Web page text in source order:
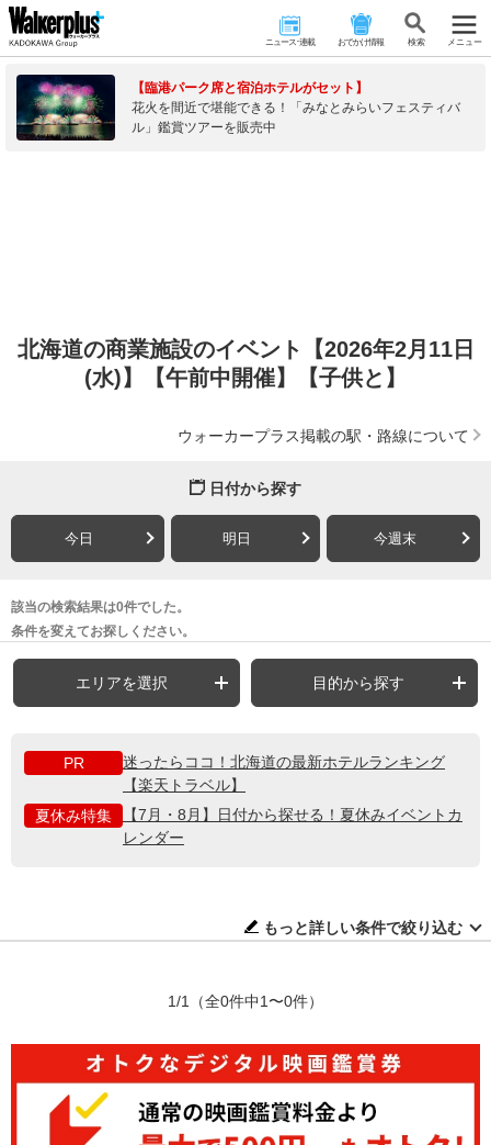
ニュース･連載 おでかけ情報 検 索 メニュー
【臨港パーク席と宿泊ホテルがセット】
花火を間近で堪能できる！「みなとみらいフェスティバ
ル」鑑賞ツアーを販売中
北海道の商業施設のイベント【2026年2月11日
(水)】【午前中開催】【子供と】
ウォーカープラス掲載の駅・路線について
日付から探す
今日 明日 今週末
該当の検索結果は0件でした。
条件を変えてお探しください。
エリアを選択 目的から探す
PR
迷ったらココ！北海道の最新ホテルランキング
【楽天トラベル】
夏休み特集
【7月・8月】日付から探せる！夏休みイベントカ
レンダー
もっと詳しい条件で絞り込む
1/1 （全0件中1〜0件）